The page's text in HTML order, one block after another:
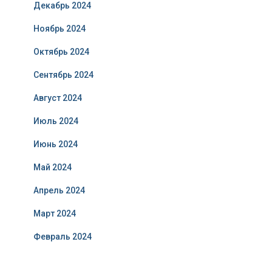
Декабрь 2024
Ноябрь 2024
Октябрь 2024
Сентябрь 2024
Август 2024
Июль 2024
Июнь 2024
Май 2024
Апрель 2024
Март 2024
Февраль 2024